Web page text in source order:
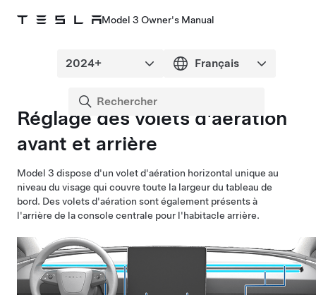
Model 3 Owner's Manual
Réglage des volets d'aération
avant et arrière
Model 3 dispose d'un volet d'aération horizontal unique au
niveau du visage qui couvre toute la largeur du tableau de
bord. Des volets d'aération sont également présents à
l'arrière de la console centrale pour l'habitacle arrière.